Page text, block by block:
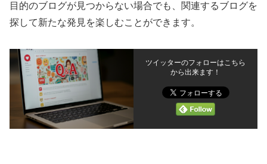
目的のブログが見つからない場合でも、関連するブログを
探して新たな発見を楽しむことができます。
ツイッターのフォローはこちら
から出来ます！